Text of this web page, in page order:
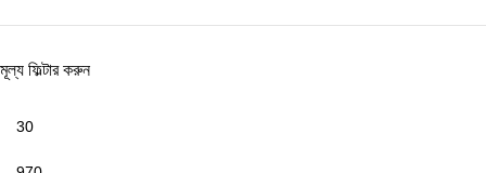
মূল্য ফিল্টার করুন